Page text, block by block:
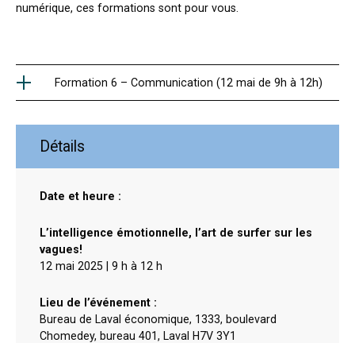
numérique, ces formations sont pour vous.
Formation 6 – Communication (12 mai de 9h à 12h)
Détails
Date et heure :
L’intelligence émotionnelle, l’art de surfer sur les
vagues!
12 mai 2025 | 9 h à 12 h
Lieu de l’événement :
Bureau de Laval économique, 1333, boulevard
Chomedey, bureau 401, Laval H7V 3Y1